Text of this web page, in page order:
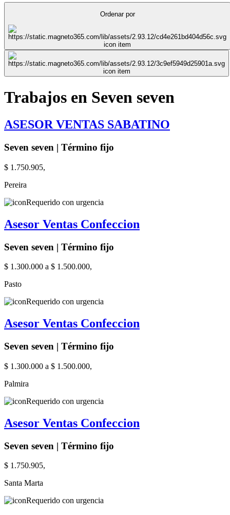
Ordenar por
Trabajos en Seven seven
ASESOR VENTAS SABATINO
Seven seven | Término fijo
$ 1.750.905,
Pereira
Requerido con urgencia
Asesor Ventas Confeccion
Seven seven | Término fijo
$ 1.300.000 a $ 1.500.000,
Pasto
Requerido con urgencia
Asesor Ventas Confeccion
Seven seven | Término fijo
$ 1.300.000 a $ 1.500.000,
Palmira
Requerido con urgencia
Asesor Ventas Confeccion
Seven seven | Término fijo
$ 1.750.905,
Santa Marta
Requerido con urgencia